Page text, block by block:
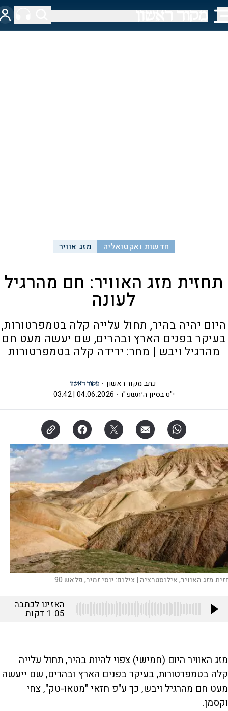
חדשות ואקטואליה מזג אוויר
תחזית מזג האוויר: חם מהרגיל
לעונה
היום יהיה בהיר, תחול עלייה קלה בטמפרטורות,
בעיקר בפנים הארץ ובהרים, שם יעשה מעט חם
מהרגיל ויבש | מחר: ירידה קלה בטמפרטורות
כתב מקור ראשון
י"ט בסיון ה׳תשפ"ו
04.06.2026 | 03:42
מזג האוויר, אילוסטרציה | צילום:יוסי זמיר, פלאש 90
האזינו לכתבה
1:05 דקות
מזג האוויר היום (חמישי) צפוי להיות בהיר, תחול עלייה
קלה בטמפרטורות, בעיקר בפנים הארץ ובהרים, שם ייעשה
מעט חם מהרגיל ויבש, כך ע"פ חזאי "מטאו-טק", צחי
וקסמן.